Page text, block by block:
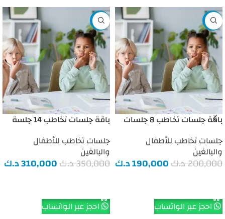
-5%
باقة جلسات تخاطب 8 جلسات
جلسات تخاطب للأطفال
والبالغين
200,000د.ك190,000د.ك
احجز عبر الواتساب
-11%
باقة جلسات تخاطب 14 جلسة
جلسات تخاطب للأطفال
والبالغين
350,000د.ك310,000د.ك
احجز عبر الواتساب